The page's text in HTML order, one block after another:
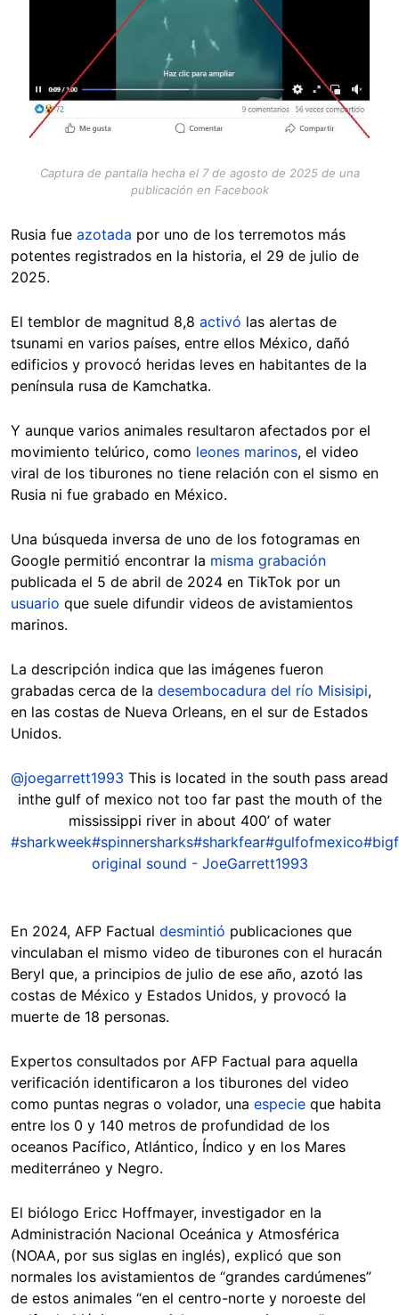
Captura de pantalla hecha el 7 de agosto de 2025 de una
publicación en Facebook
Rusia fue azotada por uno de los terremotos más
potentes registrados en la historia, el 29 de julio de
2025.
El temblor de magnitud 8,8 activó las alertas de
tsunami en varios países, entre ellos México, dañó
edificios y provocó heridas leves en habitantes de la
península rusa de Kamchatka.
Y aunque varios animales resultaron afectados por el
movimiento telúrico, como leones marinos, el video
viral de los tiburones no tiene relación con el sismo en
Rusia ni fue grabado en México.
Una búsqueda inversa de uno de los fotogramas en
Google permitió encontrar la misma grabación
publicada el 5 de abril de 2024 en TikTok por un
usuario que suele difundir videos de avistamientos
marinos.
La descripción indica que las imágenes fueron
grabadas cerca de la desembocadura del río Misisipi,
en las costas de Nueva Orleans, en el sur de Estados
Unidos.
@joegarrett1993 This is located in the south pass aread
inthe gulf of mexico not too far past the mouth of the
mississippi river in about 400’ of water
#sharkweek#spinnersharks#sharkfear#gulfofmexico
original sound - JoeGarrett1993
En 2024, AFP Factual desmintió publicaciones que
vinculaban el mismo video de tiburones con el huracán
Beryl que, a principios de julio de ese año, azotó las
costas de México y Estados Unidos, y provocó la
muerte de 18 personas.
Expertos consultados por AFP Factual para aquella
verificación identificaron a los tiburones del video
como puntas negras o volador, una especie que habita
entre los 0 y 140 metros de profundidad de los
oceanos Pacífico, Atlántico, Índico y en los Mares
mediterráneo y Negro.
El biólogo Ericc Hoffmayer, investigador en la
Administración Nacional Oceánica y Atmosférica
(NOAA, por sus siglas en inglés), explicó que son
normales los avistamientos de “grandes cardúmenes”
de estos animales “en el centro-norte y noroeste del